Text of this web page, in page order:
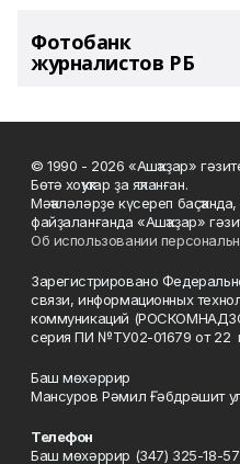
Фотобанк
журналистов РБ
© 1990 - 2026 «Ашҡаҙар»
Бөтә хоҡуҡтар ҙа яҡланған.
Мәҡәләләрҙе күсереп
файҙаланғанда «Ашҡаҙар»
Об использовании
Зарегистрировано
связи, информационных
коммуникаций
серия ПИ №ТУ02-01679 от 22
Баш мөхәррир
Мансуров Рәмил Ғәбдрәшит
Телефон
Баш мөхәррир (347) 325-18-